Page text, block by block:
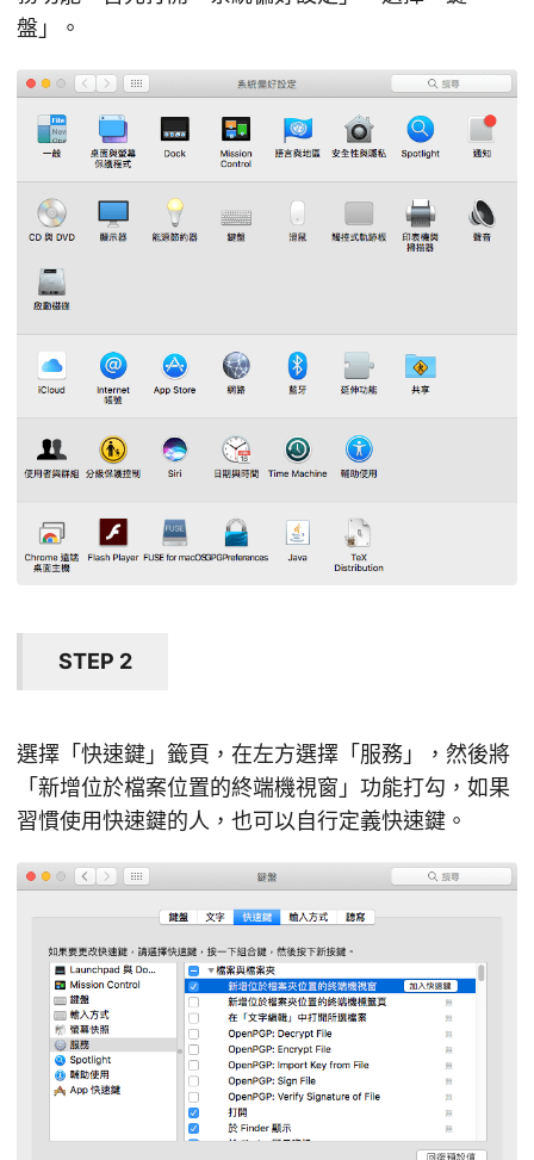
盤」。
STEP 2
選擇「快速鍵」籤頁，在左方選擇「服務」，然後將
「新增位於檔案位置的終端機視窗」功能打勾，如果
習慣使用快速鍵的人，也可以自行定義快速鍵。